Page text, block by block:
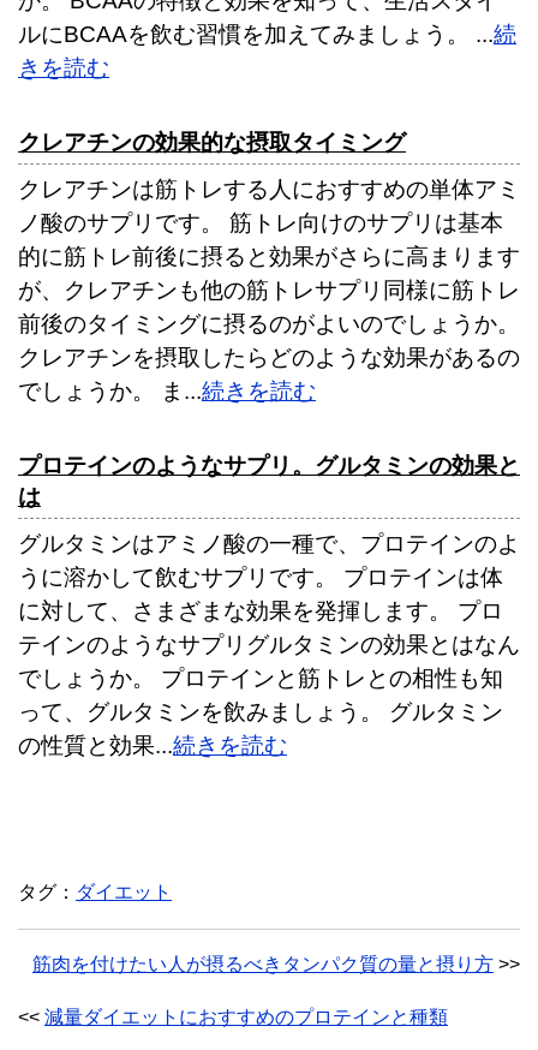
ルにBCAAを飲む習慣を加えてみましょう。 ...続
きを読む
クレアチンの効果的な摂取タイミング
クレアチンは筋トレする人におすすめの単体アミ
ノ酸のサプリです。 筋トレ向けのサプリは基本
的に筋トレ前後に摂ると効果がさらに高まります
が、クレアチンも他の筋トレサプリ同様に筋トレ
前後のタイミングに摂るのがよいのでしょうか。
クレアチンを摂取したらどのような効果があるの
でしょうか。 ま...続きを読む
プロテインのようなサプリ。グルタミンの効果と
は
グルタミンはアミノ酸の一種で、プロテインのよ
うに溶かして飲むサプリです。 プロテインは体
に対して、さまざまな効果を発揮します。 プロ
テインのようなサプリグルタミンの効果とはなん
でしょうか。 プロテインと筋トレとの相性も知
って、グルタミンを飲みましょう。 グルタミン
の性質と効果...続きを読む
タグ： ダイエット
筋肉を付けたい人が摂るべきタンパク質の量と摂り方 >>
<< 減量ダイエットにおすすめのプロテインと種類